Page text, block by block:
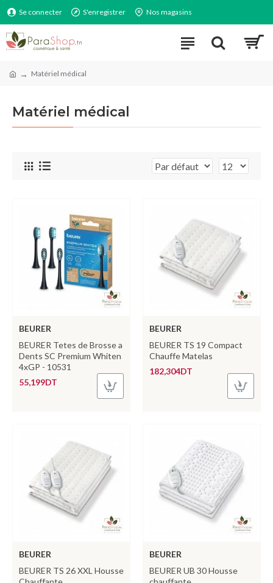
Se connecter S'enregistrer Nos magasins
Matériel médical
Matériel médical
BEURER
BEURER Tetes de Brosse a
Dents SC Premium Whiten
4xGP - 10531
55,199DT
BEURER
BEURER TS 19 Compact
Chauffe Matelas
182,304DT
BEURER
BEURER TS 26 XXL Housse
BEURER
BEURER UB 30 Housse